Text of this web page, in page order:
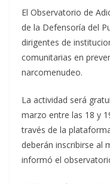
El Observatorio de
de la Defensoría del
dirigentes de
comunitarias en
narcomenudeo.
La actividad será
marzo entre las 18 y
través de la
deberán inscribirse al
informó el